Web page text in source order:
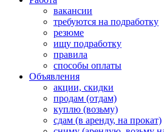
вакансии
требуются на подработку
резюме
ищу подработку
правила
способы оплаты
Объявления
акции, скидки
продам (отдам)
куплю (возьму)
сдам (в аренду, на прокат)